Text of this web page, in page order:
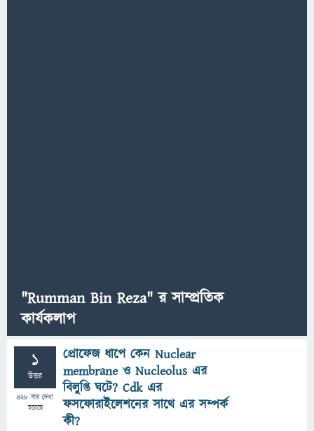
"Rumman Bin Reza" র সাম্প্রতিক
কার্যকলাপ
1
উত্তর
428 বার দেখা
হয়েছে
প্রোফেজ ধাপে কেন Nuclear
membrane ও Nucleolus এর
বিলুপ্তি ঘটে? Cdk এর
ফসফোরাইলেশনের সাথে এর সম্পর্ক
কী?